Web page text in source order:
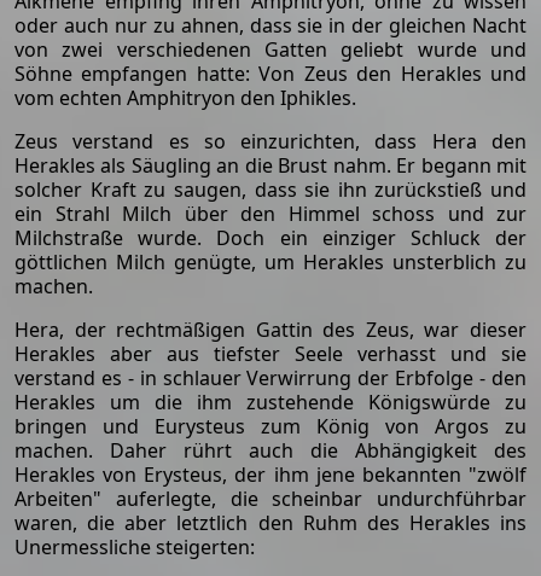
oder auch nur zu ahnen, dass sie in der gleichen Nacht
von zwei verschiedenen Gatten geliebt wurde und
Söhne empfangen hatte: Von Zeus den Herakles und
vom echten Amphitryon den Iphikles.
Zeus verstand es so einzurichten, dass Hera den
Herakles als Säugling an die Brust nahm. Er begann mit
solcher Kraft zu saugen, dass sie ihn zurückstieß und
ein Strahl Milch über den Himmel schoss und zur
Milchstraße wurde. Doch ein einziger Schluck der
göttlichen Milch genügte, um Herakles unsterblich zu
machen.
Hera, der rechtmäßigen Gattin des Zeus, war dieser
Herakles aber aus tiefster Seele verhasst und sie
verstand es - in schlauer Verwirrung der Erbfolge - den
Herakles um die ihm zustehende Königswürde zu
bringen und Eurysteus zum König von Argos zu
machen. Daher rührt auch die Abhängigkeit des
Herakles von Erysteus, der ihm jene bekannten "zwölf
Arbeiten" auferlegte, die scheinbar undurchführbar
waren, die aber letztlich den Ruhm des Herakles ins
Unermessliche steigerten: